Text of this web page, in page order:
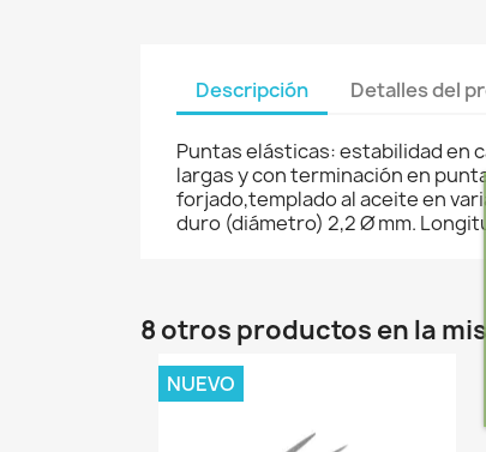
Descripción Detalles del
Puntas elásticas: estabilidad en
largas y con terminación en
forjado,templado al aceite en
duro (diámetro) 2,2 Ø mm.
8 otros productos en la
NUEVO